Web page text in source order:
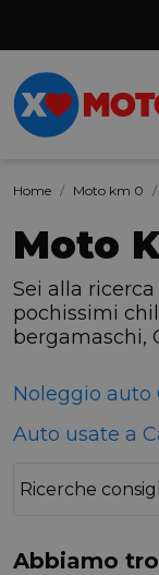
Home Moto km 0
Moto
Sei alla
pochissimi
bergamaschi,
Noleggio auto
Auto usate a
Ricerche
Abbiamo